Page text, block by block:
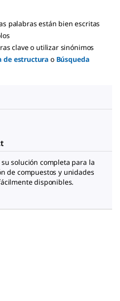
palabras están bien escritas
clave o utilizar sinónimos
de estructura o Búsqueda
su solución completa para la
de compuestos y unidades
disponibles.